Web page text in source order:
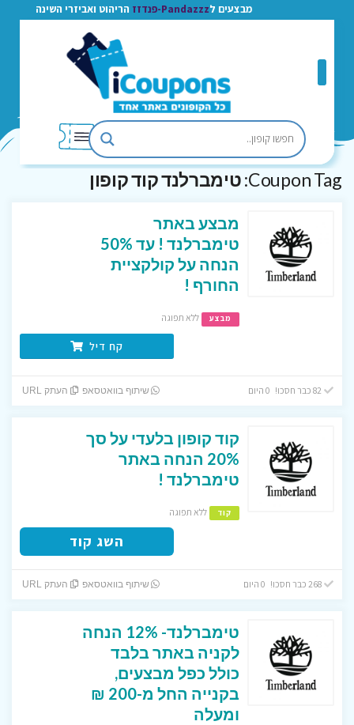
מבצעים ל Pandazzz-פנדזז הריהוט ואביזרי השינה
Coupon Tag: טימברלנד קוד קופון
מבצע באתר
טימברלנד ! עד 50%
הנחה על קולקציית
החורף !
מבצע ללא תפוגה
קח דיל
82 כבר חסכו! 0 היום שיתוף בוואטסאפ העתק URL
קוד קופון בלעדי על סך
20% הנחה באתר
טימברלנד !
קוד ללא תפוגה
השג קוד
268 כבר חסכו! 0 היום שיתוף בוואטסאפ העתק URL
טימברלנד- 12% הנחה
לקניה באתר בלבד
כולל כפל מבצעים,
בקנייה החל מ-200 ₪
ומעלה